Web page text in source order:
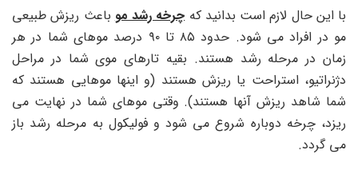
با این حال لازم است بدانید کهچرخه رشد موباعث ریزش طبیعی
مو در افراد می شود. حدود ۸۵ تا ۹۰ درصد موهای شما در هر
زمان در مرحله رشد هستند. بقیه تارهای موی شما در مراحل
دژنراتیو، استراحت یا ریزش هستند (و اینها موهایی هستند که
شما شاهد ریزش آنها هستند). وقتی موهای شما در نهایت می
ریزد، چرخه دوباره شروع می شود و فولیکول به مرحله رشد باز
می گردد.